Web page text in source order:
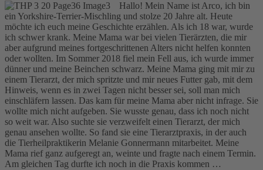
Hallo! Mein Name ist Arco, ich bin
ein Yorkshire-Terrier-Mischling und stolze 20 Jahre alt. Heute
möchte ich euch meine Geschichte erzählen. Als ich 18 war, wurde
ich schwer krank. Meine Mama war bei vielen Tierärzten, die mir
aber aufgrund meines fortgeschrittenen Alters nicht helfen konnten
oder wollten. Im Sommer 2018 fiel mein Fell aus, ich wurde immer
dünner und meine Beinchen schwarz. Meine Mama ging mit mir zu
einem Tierarzt, der mich spritzte und mir neues Futter gab, mit dem
Hinweis, wenn es in zwei Tagen nicht besser sei, soll man mich
einschläfern lassen. Das kam für meine Mama aber nicht infrage. Sie
wollte mich nicht aufgeben. Sie wusste genau, dass ich noch nicht
so weit war. Also suchte sie verzweifelt einen Tierarzt, der mich
genau ansehen wollte. So fand sie eine Tierarztpraxis, in der auch
die Tierheilpraktikerin Melanie Gonnermann mitarbeitet. Meine
Mama rief ganz aufgeregt an, weinte und fragte nach einem Termin.
Am gleichen Tag durfte ich noch in die Praxis kommen …